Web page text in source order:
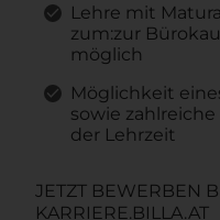
Lehre mit
zum:zur
möglich
Möglichkeit
sowie
der Lehrzeit
JETZT BEWERBEN
KARRIERE.BILLA.AT